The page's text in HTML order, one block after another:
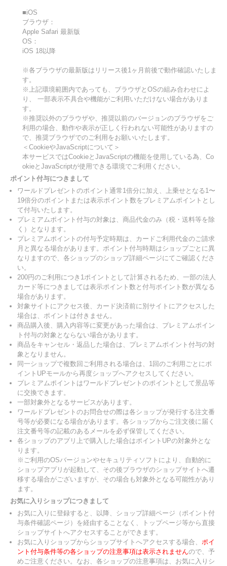
■iOS
ブラウザ：
Apple Safari 最新版
OS：
iOS 18以降
※各ブラウザの最新版はリリース後1ヶ月前後で動作確認いたしま
す。
※上記環境範囲内であっても、ブラウザとOSの組み合わせによ
り、 一部表示不具合や機能がご利用いただけない場合がありま
す。
※推奨以外のブラウザや、推奨以前のバージョンのブラウザをご
利用の場合、動作や表示が正しく行われない可能性がありますの
で、推奨ブラウザでのご利用をお願いいたします。
＜CookieやJavaScriptについて＞
本サービスではCookieとJavaScriptの機能を使用している為、Co
okieとJavaScriptが使用できる環境でご利用ください。
ポイント付与につきまして
ワールドプレゼントのポイント通常1倍分に加え、上乗せとなる1〜
19倍分のポイントまたは表示ポイント数をプレミアムポイントとし
て付与いたします。
プレミアムポイント付与の対象は、商品代金のみ（税・送料等を除
く）となります。
プレミアムポイントの付与予定時期は、カードご利用代金のご請求
月と異なる場合があります。ポイント付与時期はショップごとに異
なりますので、各ショップのショップ詳細ページにてご確認くださ
い。
200円のご利用につき1ポイントとして計算されるため、一部の法人
カード等につきましては表示ポイント数と付与ポイント数が異なる
場合があります。
対象サイトにアクセス後、カード決済前に別サイトにアクセスした
場合は、ポイントは付きません。
商品購入後、購入内容等に変更があった場合は、プレミアムポイン
ト付与の対象とならない場合があります。
商品をキャンセル・返品した場合は、プレミアムポイント付与の対
象となりません。
同一ショップで複数回ご利用される場合は、1回のご利用ごとにポ
イントUPモールから再度ショップへアクセスしてください。
プレミアムポイントはワールドプレゼントのポイントとして景品等
に交換できます。
一部対象外となるサービスがあります。
ワールドプレゼントのお問合せの際は各ショップが発行する注文番
号等が必要になる場合があります。各ショップからご注文後に届く
注文番号等の記載のあるメールを必ず保管してください。
各ショップのアプリ上で購入した場合はポイントUPの対象外とな
ります。
※ご利用のOSバージョンやセキュリティソフトにより、自動的に
ショップアプリが起動して、その後ブラウザのショップサイトへ遷
移する場合がございますが、その場合も対象外となる可能性があり
ます。
お気に入りショップにつきまして
お気に入りに登録すると、以降、ショップ詳細ページ（ポイント付
与条件確認ページ）を経由することなく、トップページ等から直接
ショップサイトへアクセスすることができます。
お気に入りショップからショップサイトへアクセスする場合、 ポイ
ント付与条件等の各ショップの注意事項は表示されませんので、予
めご注意ください。なお、各ショップの注意事項は、お気に入りシ